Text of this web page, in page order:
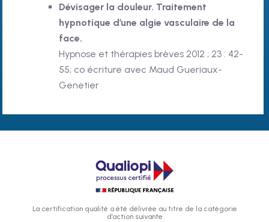
Dévisager la douleur. Traitement
hypnotique d’une algie vasculaire de la
face.
Hypnose et thérapies brèves 2012 ; 23 : 42-
55; co écriture avec Maud Gueriaux-
Genetier
La certification qualité a été délivrée au titre de la catégorie
d’action suivante